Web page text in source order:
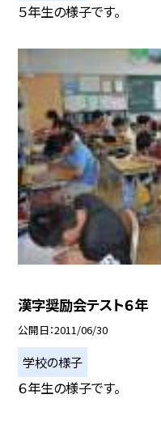
５年生の様子です。
漢字奨励会テスト６年
公開日 2011/06/30
学校の様子
６年生の様子です。